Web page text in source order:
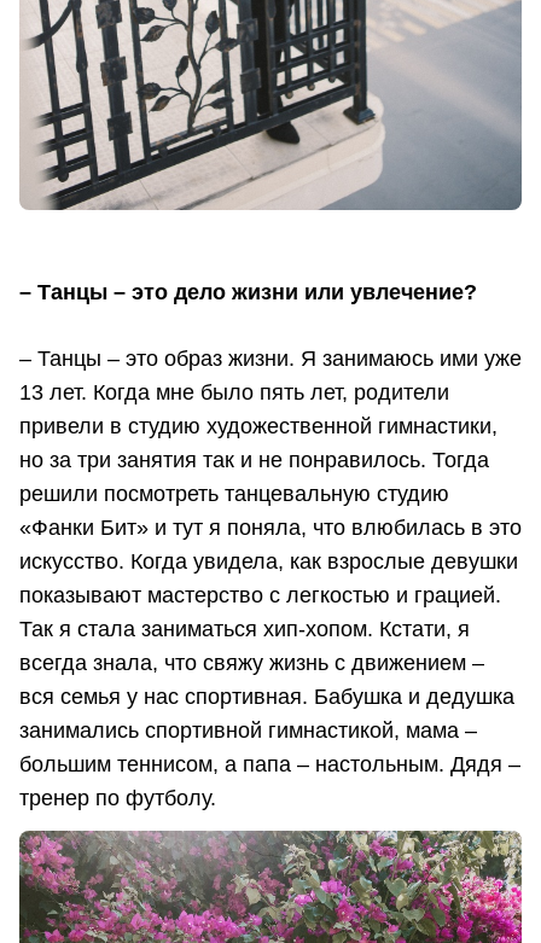
– Танцы – это дело жизни или увлечение?
– Танцы – это образ жизни. Я занимаюсь ими уже
13 лет. Когда мне было пять лет, родители
привели в студию художественной гимнастики,
но за три занятия так и не понравилось. Тогда
решили посмотреть танцевальную студию
«Фанки Бит» и тут я поняла, что влюбилась в это
искусство. Когда увидела, как взрослые девушки
показывают мастерство с легкостью и грацией.
Так я стала заниматься хип-хопом. Кстати, я
всегда знала, что свяжу жизнь с движением –
вся семья у нас спортивная. Бабушка и дедушка
занимались спортивной гимнастикой, мама –
большим теннисом, а папа – настольным. Дядя –
тренер по футболу.